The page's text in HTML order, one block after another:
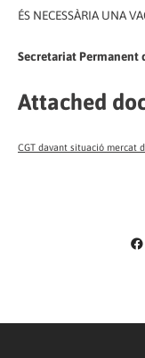
ÉS NECESSÀRIA UNA
Secretariat Permanent
Attached
CGT davant situació mercat